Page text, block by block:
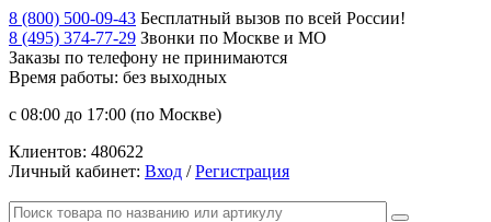
8 (800) 500-09-43 Бесплатный вызов по всей России!
8 (495) 374-77-29 Звонки по Москве и МО
Заказы по телефону не принимаются
Время работы: без выходных
с 08:00 до 17:00 (по Москве)
Клиентов: 480622
Личный кабинет: Вход /Регистрация